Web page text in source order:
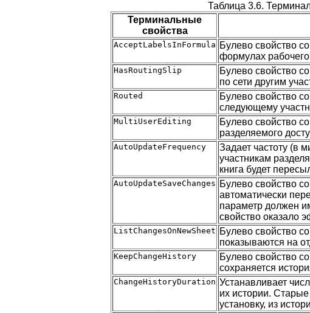
Таблица 3.6.
Терминальные
свойства
AcceptLabelsInFormula Булево свойство
формулах
HasRoutingSlip Булево свойство
по сети другим
Routed Булево свойство
следующему
MultiUserEditing Булево свойство
разделяемого
AutoUpdateFrequency
Задает частоту (в
участникам
книга будет
AutoUpdateSaveChanges Булево свойство
автоматически
параметр должен
свойство оказало
ListChangesOnNewSheet Булево свойство
показываются на
KeepChangeHistory Булево свойство
сохраняется
ChangeHistoryDuration Устанавливает
их истории.
установку, из